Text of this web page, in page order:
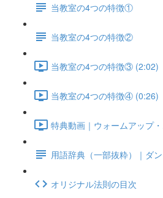
当教室の4つの特徴①
当教室の4つの特徴②
当教室の4つの特徴③ (2:02)
当教室の4つの特徴④ (0:26)
特典動画｜ウォームアップ
用語辞典（一部抜粋）｜ダ
オリジナル法則の目次